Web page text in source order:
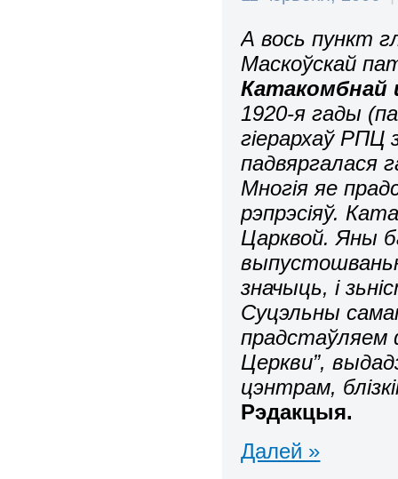
А вось пункт
Маскоўскай
Катакомбнай
1920-я гады
гіерархаў РПЦ
падвяргалася
Многія яе
рэпрэсіяў.
Царквой. Яны
значыць, і
Суцэльны
прадстаўляем
Церкви”,
цэнтрам,
Рэдакцыя.
Далей »